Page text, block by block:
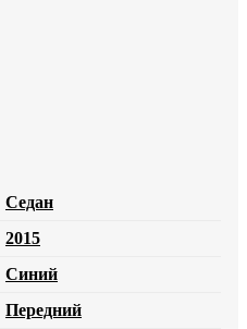
Седан
2015
Синий
Передний